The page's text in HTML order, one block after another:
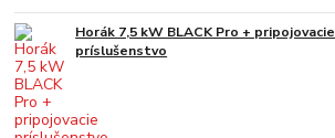
Horák 7,5 kW BLACK Pro + pripojovacie
príslušenstvo